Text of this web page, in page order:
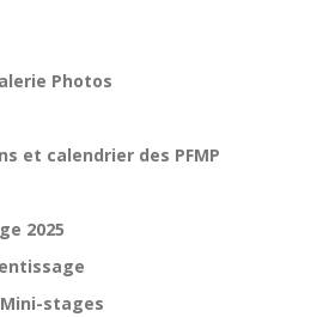
Photos
et calendrier des PFMP
2025
stages